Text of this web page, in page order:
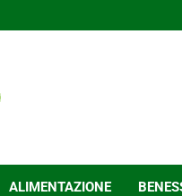
ALIMENTAZIONE